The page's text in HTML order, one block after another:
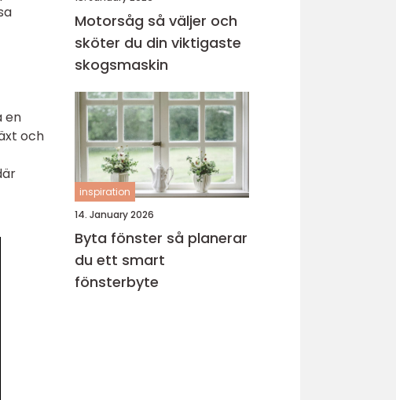
en
och
Motorsåg så väljer och
sköter du din viktigaste
skogsmaskin
inspiration
14. January 2026
Byta fönster så planerar
du ett smart
fönsterbyte